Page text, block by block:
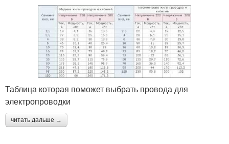
Таблица которая поможет выбрать провода для
электропроводки
читать дальше →